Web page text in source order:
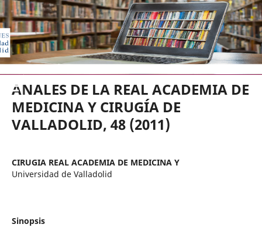
EDICIONES UNIVERSIDAD DE
ANALES DE LA REAL ACADEMIA DE
MEDICINA Y CIRUGÍA DE
VALLADOLID, 48 (2011)
CIRUGIA REAL ACADEMIA DE MEDICINA Y
Universidad de Valladolid
Sinopsis